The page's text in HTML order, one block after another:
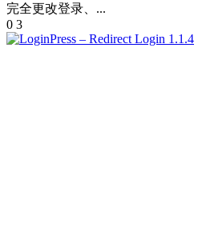
完全更改登录、...
0 3